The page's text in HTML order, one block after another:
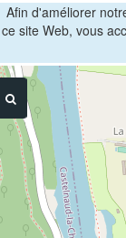
Afin d'améliorer
ce site Web, vous